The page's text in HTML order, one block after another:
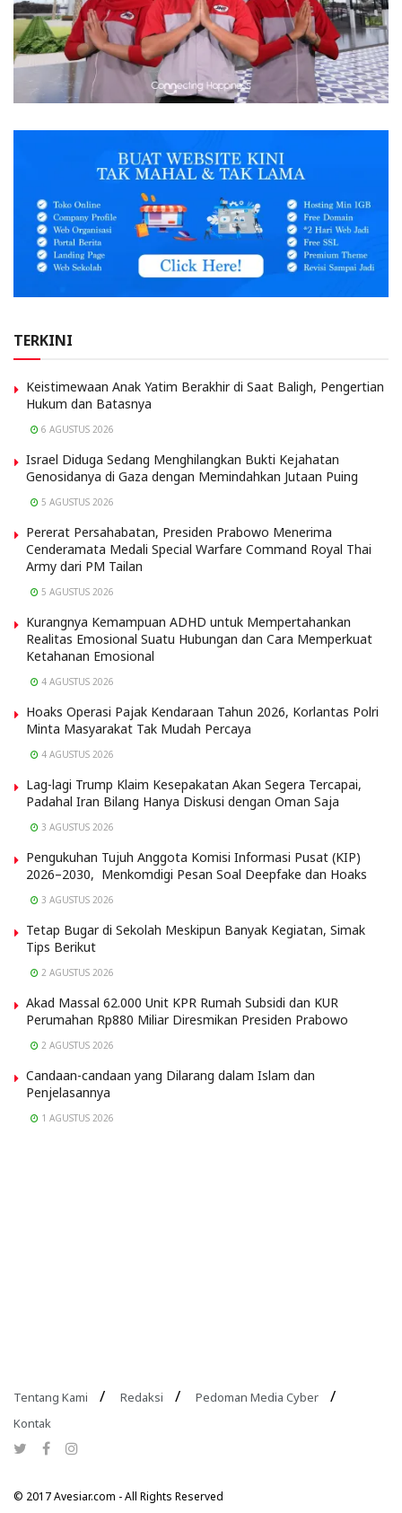
TERKINI
Keistimewaan Anak Yatim Berakhir di Saat Baligh, Pengertian
Hukum dan Batasnya
6 AGUSTUS 2026
Israel Diduga Sedang Menghilangkan Bukti Kejahatan
Genosidanya di Gaza dengan Memindahkan Jutaan Puing
5 AGUSTUS 2026
Pererat Persahabatan, Presiden Prabowo Menerima
Cenderamata Medali Special Warfare Command Royal Thai
Army dari PM Tailan
5 AGUSTUS 2026
Kurangnya Kemampuan ADHD untuk Mempertahankan
Realitas Emosional Suatu Hubungan dan Cara Memperkuat
Ketahanan Emosional
4 AGUSTUS 2026
Hoaks Operasi Pajak Kendaraan Tahun 2026, Korlantas Polri
Minta Masyarakat Tak Mudah Percaya
4 AGUSTUS 2026
Lag-lagi Trump Klaim Kesepakatan Akan Segera Tercapai,
Padahal Iran Bilang Hanya Diskusi dengan Oman Saja
3 AGUSTUS 2026
Pengukuhan Tujuh Anggota Komisi Informasi Pusat (KIP)
2026–2030, Menkomdigi Pesan Soal Deepfake dan Hoaks
3 AGUSTUS 2026
Tetap Bugar di Sekolah Meskipun Banyak Kegiatan, Simak
Tips Berikut
2 AGUSTUS 2026
Akad Massal 62.000 Unit KPR Rumah Subsidi dan KUR
Perumahan Rp880 Miliar Diresmikan Presiden Prabowo
2 AGUSTUS 2026
Candaan-candaan yang Dilarang dalam Islam dan
Penjelasannya
1 AGUSTUS 2026
Tentang Kami Redaksi
Pedoman Media Cyber
Kontak
© 2017 Avesiar.com - All Rights Reserved